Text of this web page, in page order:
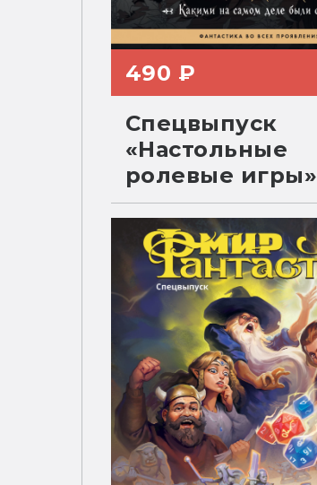
490 ₽
Спецвыпуск
«Настольные
ролевые игры»